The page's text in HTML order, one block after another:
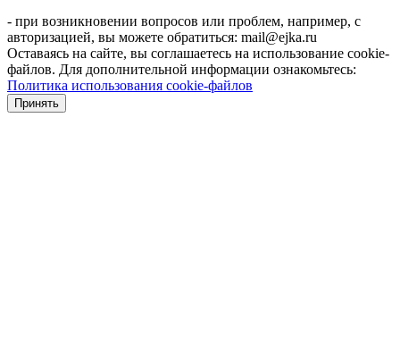
- при возникновении вопросов или проблем, например, с
авторизацией, вы можете обратиться: mail@ejka.ru
Оставаясь на сайте, вы соглашаетесь на использование cookie-
файлов. Для дополнительной информации ознакомьтесь:
Политика использования cookie-файлов
Принять